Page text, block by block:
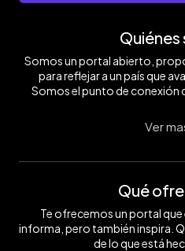
Quiénes
Somos un portal abierto,
para reflejar a un país que
Somos el punto de conexión
Ver
Qué
Te ofrecemos un portal
informa, pero también inspira.
de lo que está